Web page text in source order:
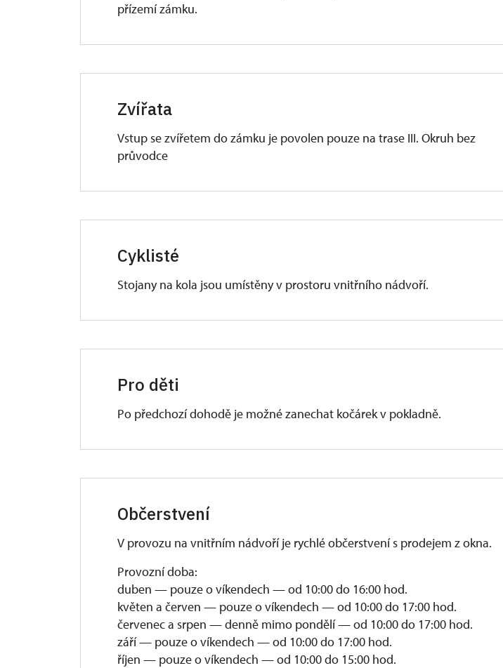
přízemí zámku.
Zvířata
Vstup se zvířetem do zámku je povolen pouze na trase III. Okruh bez
průvodce
Cyklisté
Stojany na kola jsou umístěny v prostoru vnitřního nádvoří.
Pro děti
Po předchozí dohodě je možné zanechat kočárek v pokladně.
Občerstvení
V provozu na vnitřním nádvoří je rychlé občerstvení s prodejem z okna.
Provozní doba:
duben — pouze o víkendech — od 10:00 do 16:00 hod.
květen a červen — pouze o víkendech — od 10:00 do 17:00 hod.
červenec a srpen — denně mimo pondělí — od 10:00 do 17:00 hod.
září — pouze o víkendech — od 10:00 do 17:00 hod.
říjen — pouze o víkendech — od 10:00 do 15:00 hod.